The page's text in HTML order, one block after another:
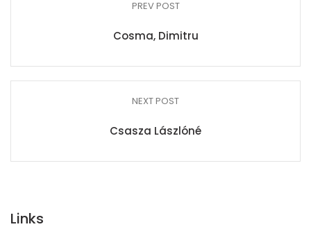
PREV POST
Cosma, Dimitru
NEXT POST
Csasza Lászlóné
Links